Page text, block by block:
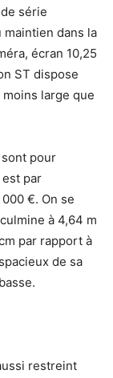
série
maintien dans la
écran 10,25
ST dispose
moins large que
pour
est par
€. On se
à 4,64 m
par rapport à
de sa
restreint